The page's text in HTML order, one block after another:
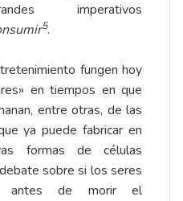
imperativos
5.
fungen hoy
en tiempos en que
entre otras, de las
ya puede fabricar en
formas de células
sobre si los seres
antes de morir el